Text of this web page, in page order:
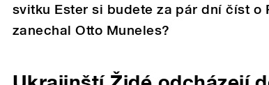
svitku Ester si budete za pár dní číst o
zanechal Otto Muneles?